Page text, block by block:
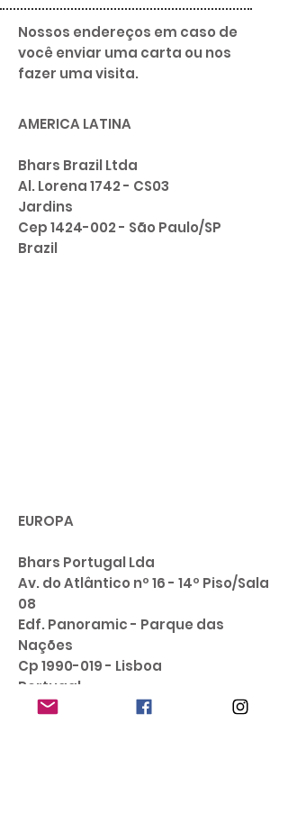
Nossos endereços em caso de
você enviar uma carta ou nos
fazer uma visita.
AMERICA LATINA
Bhars Brazil Ltda
Al. Lorena 1742 - CS03
Jardins
Cep1424-002- São Paulo/SP
Brazil
EUROPA
Bhars Portugal Lda
Av. do Atlântico nº 16 - 14º Piso/Sala
08
Edf. Panoramic - Parque das
Nações
Cp1990-019- Lisboa
Portugal